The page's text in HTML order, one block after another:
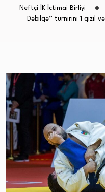
Neftçi İK İctimai Birliyi
Dəbilqə” turnirini 1 qızıl